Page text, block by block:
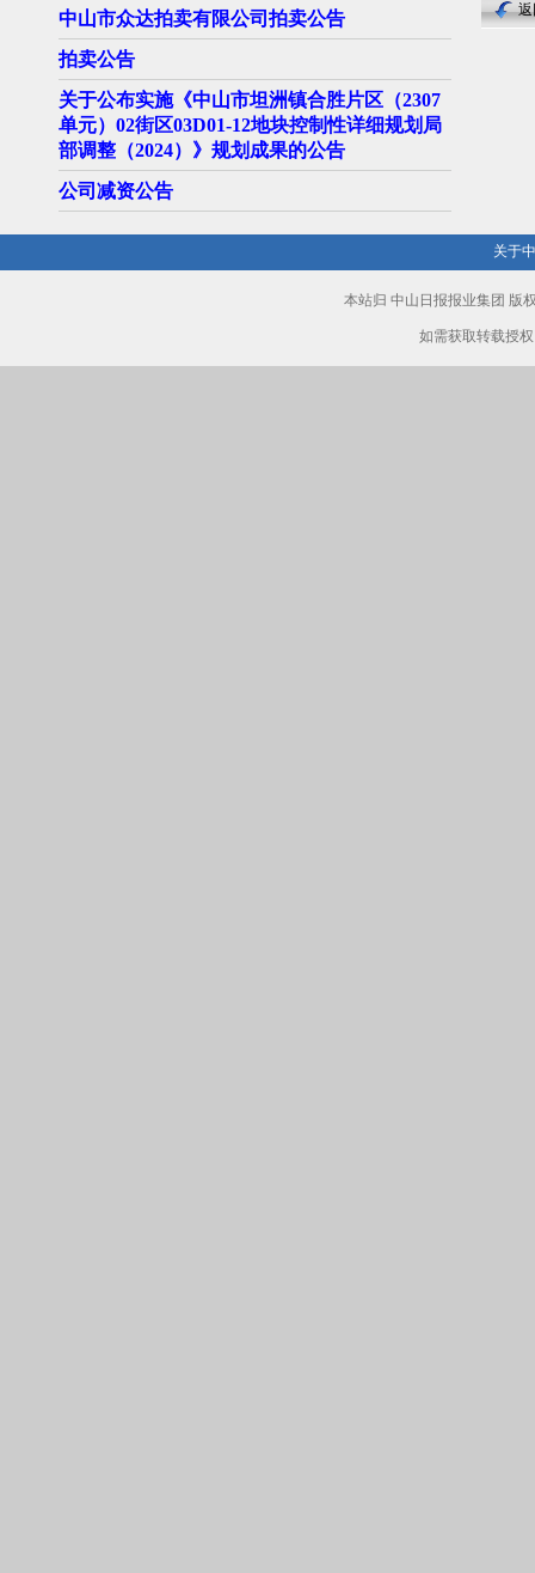
中山市众达拍卖有限公司拍卖公告
拍卖公告
关于公布实施《中山市坦洲镇合胜片区（2307
单元）02街区03D01-12地块控制性详细规划局
部调整（2024）》规划成果的公告
公司减资公告
返
关于
本站归 中山日报报业集团 版
如需获取转载授